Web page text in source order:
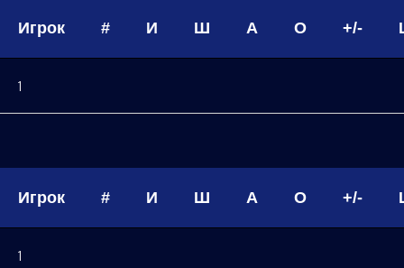
Игрок # И Ш А О +/-
1
Игрок # И Ш А О +/-
1